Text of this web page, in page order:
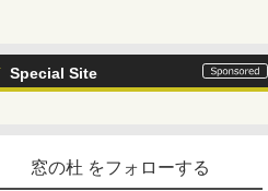
Special Site
窓の杜 をフォローする